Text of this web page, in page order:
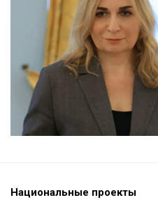
Национальные проекты